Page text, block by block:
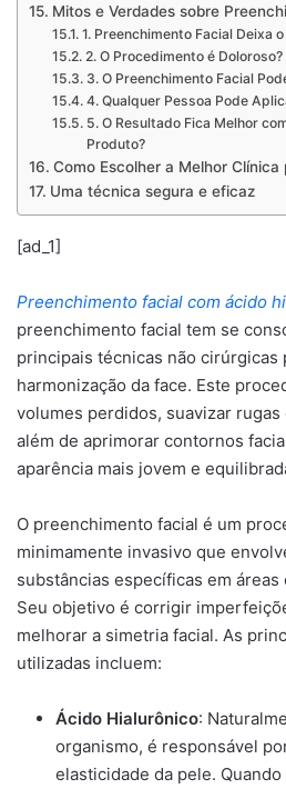
Mitos e Verdades sobre
1. Preenchimento Facial Deixa
2. O Procedimento é Doloroso?
3. O Preenchimento Facial
4. Qualquer Pessoa Pode
5. O Resultado Fica Melhor
Produto?
Como Escolher a Melhor
Uma técnica segura e eficaz
[ad_1]
Preenchimento facial com ácido
preenchimento facial tem se
principais técnicas não cirúrgicas
harmonização da face. Este
volumes perdidos, suavizar
além de aprimorar contornos
aparência mais jovem e
O preenchimento facial é um
minimamente invasivo que
substâncias específicas em
Seu objetivo é corrigir
melhorar a simetria facial. As
utilizadas incluem:
Ácido Hialurônico:
organismo, é responsável
elasticidade da pele.